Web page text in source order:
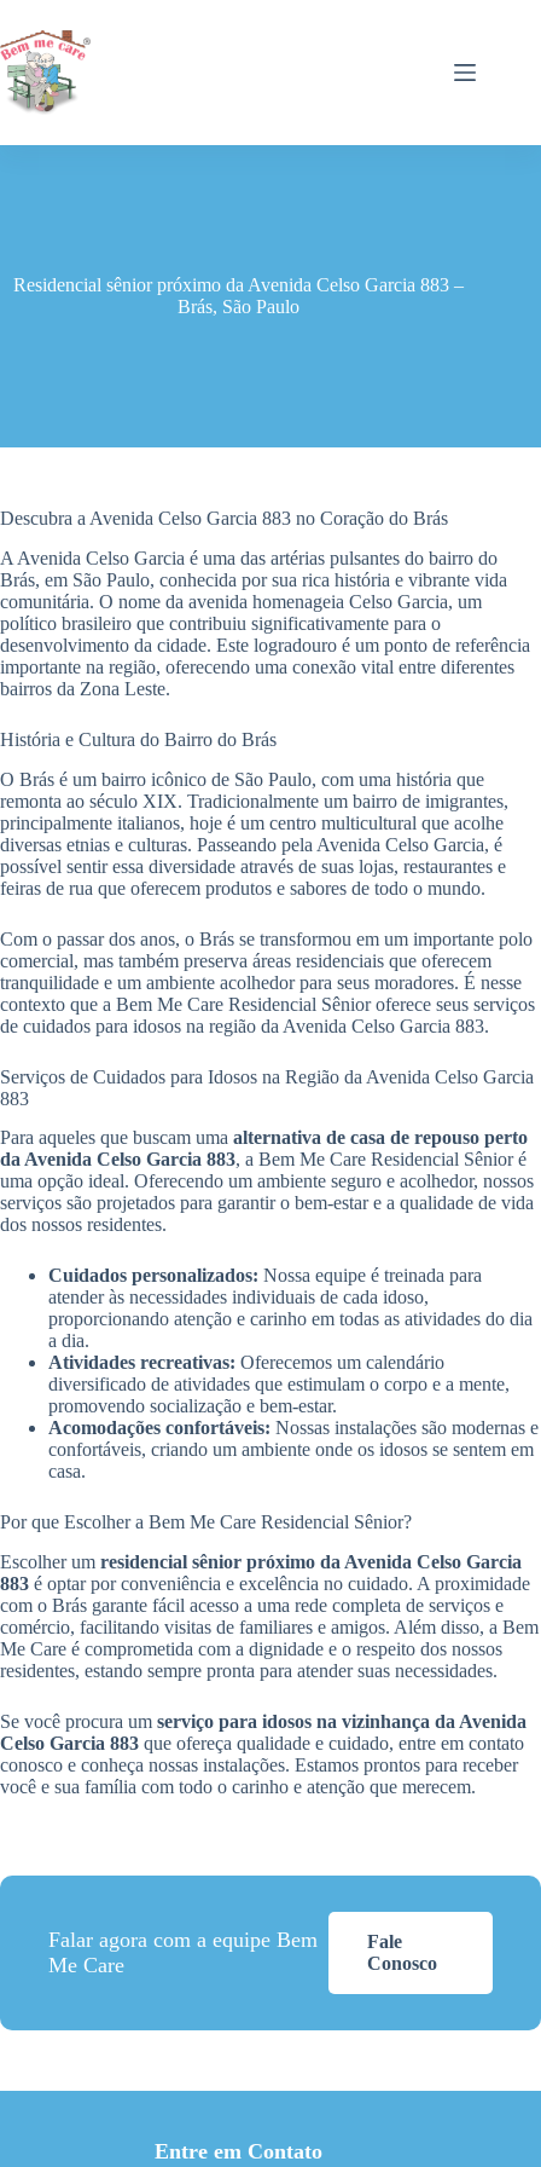
para
o
conteúdo
Residencial sênior próximo da Avenida Celso Garcia 883 –
Brás, São Paulo
Descubra a Avenida Celso Garcia 883 no Coração do Brás
A Avenida Celso Garcia é uma das artérias pulsantes do bairro do
Brás, em São Paulo, conhecida por sua rica história e vibrante vida
comunitária. O nome da avenida homenageia Celso Garcia, um
político brasileiro que contribuiu significativamente para o
desenvolvimento da cidade. Este logradouro é um ponto de referência
importante na região, oferecendo uma conexão vital entre diferentes
bairros da Zona Leste.
História e Cultura do Bairro do Brás
O Brás é um bairro icônico de São Paulo, com uma história que
remonta ao século XIX. Tradicionalmente um bairro de imigrantes,
principalmente italianos, hoje é um centro multicultural que acolhe
diversas etnias e culturas. Passeando pela Avenida Celso Garcia, é
possível sentir essa diversidade através de suas lojas, restaurantes e
feiras de rua que oferecem produtos e sabores de todo o mundo.
Com o passar dos anos, o Brás se transformou em um importante polo
comercial, mas também preserva áreas residenciais que oferecem
tranquilidade e um ambiente acolhedor para seus moradores. É nesse
contexto que a Bem Me Care Residencial Sênior oferece seus serviços
de cuidados para idosos na região da Avenida Celso Garcia 883.
Serviços de Cuidados para Idosos na Região da Avenida Celso Garcia
883
Para aqueles que buscam uma alternativa de casa de repouso perto
da Avenida Celso Garcia 883, a Bem Me Care Residencial Sênior é
uma opção ideal. Oferecendo um ambiente seguro e acolhedor, nossos
serviços são projetados para garantir o bem-estar e a qualidade de vida
dos nossos residentes.
Cuidados personalizados: Nossa equipe é treinada para
atender às necessidades individuais de cada idoso,
proporcionando atenção e carinho em todas as atividades do dia
a dia.
Atividades recreativas: Oferecemos um calendário
diversificado de atividades que estimulam o corpo e a mente,
promovendo socialização e bem-estar.
Acomodações confortáveis: Nossas instalações são modernas e
confortáveis, criando um ambiente onde os idosos se sentem em
casa.
Por que Escolher a Bem Me Care Residencial Sênior?
Escolher um residencial sênior próximo da Avenida Celso Garcia
883 é optar por conveniência e excelência no cuidado. A proximidade
com o Brás garante fácil acesso a uma rede completa de serviços e
comércio, facilitando visitas de familiares e amigos. Além disso, a Bem
Me Care é comprometida com a dignidade e o respeito dos nossos
residentes, estando sempre pronta para atender suas necessidades.
Se você procura um serviço para idosos na vizinhança da Avenida
Celso Garcia 883 que ofereça qualidade e cuidado, entre em contato
conosco e conheça nossas instalações. Estamos prontos para receber
você e sua família com todo o carinho e atenção que merecem.
Falar agora com a equipe Bem
Me Care
Fale
Conosco
Entre em Contato